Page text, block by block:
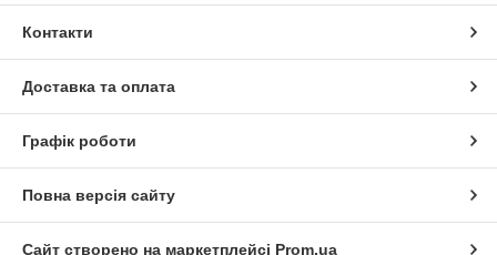
Контакти
Доставка та оплата
Графік роботи
Повна версія сайту
Сайт створено на маркетплейсі Prom.ua